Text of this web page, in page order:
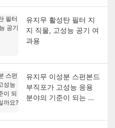
유지무 활성탄 필터 지
지 직물, 고성능 공기 여
과용
유지무 이성분 스펀본드
부직포가 고성능 응용
분야의 기준이 되는 이